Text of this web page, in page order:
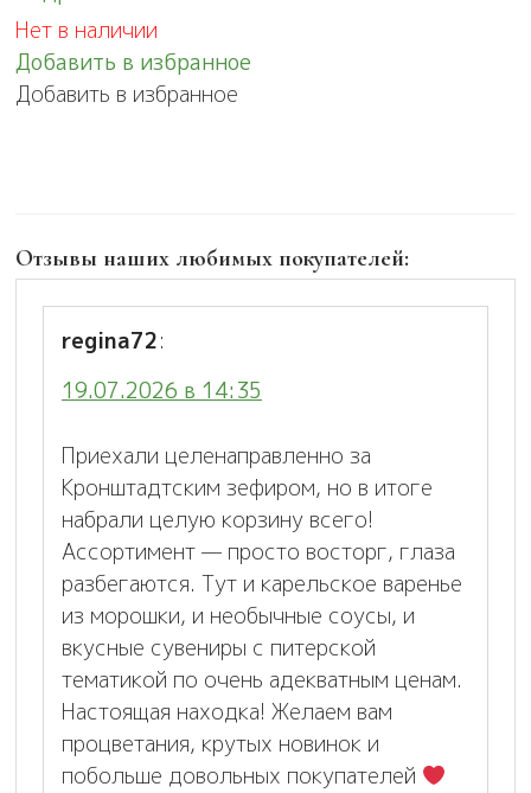
Нет в наличии
Добавить в избранное
Добавить в избранное
Отзывы наших любимых покупателей:
regina72:
19.07.2026 в 14:35
Приехали целенаправленно за
Кронштадтским зефиром, но в итоге
набрали целую корзину всего!
Ассортимент — просто восторг, глаза
разбегаются. Тут и карельское варенье
из морошки, и необычные соусы, и
вкусные сувениры с питерской
тематикой по очень адекватным ценам.
Настоящая находка! Желаем вам
процветания, крутых новинок и
побольше довольных покупателей